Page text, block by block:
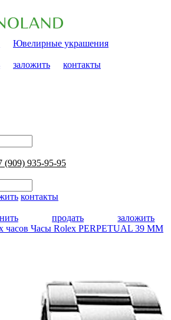
Ювелирные украшения
заложить контакты
(909) 935-95-95
контакты
продать
заложить
часов Часы Rolex PERPETUAL 39 MM